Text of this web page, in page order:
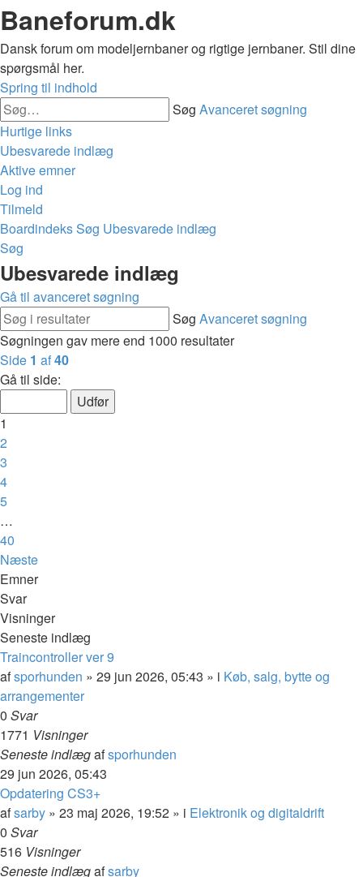
Baneforum.dk
Dansk forum om modeljernbaner og rigtige jernbaner. Stil dine
spørgsmål her.
Spring til indhold
Søg Avanceret søgning
Hurtige links
Ubesvarede indlæg
Aktive emner
Log ind
Tilmeld
BoardindeksSøg Ubesvarede indlæg
Søg
Ubesvarede indlæg
Gå til avanceret søgning
Søg Avanceret søgning
Søgningen gav mere end 1000 resultater
Side 1 af40
Gå til side:
1
2
3
4
5
…
40
Næste
Emner
Svar
Visninger
Seneste indlæg
Traincontroller ver 9
afsporhunden » 29 jun 2026, 05:43 » i Køb, salg, bytte og
arrangementer
0 Svar
1771 Visninger
Seneste indlægafsporhunden
29 jun 2026, 05:43
Opdatering CS3+
afsarby » 23 maj 2026, 19:52 » i Elektronik og digitaldrift
0 Svar
516 Visninger
Seneste indlægafsarby